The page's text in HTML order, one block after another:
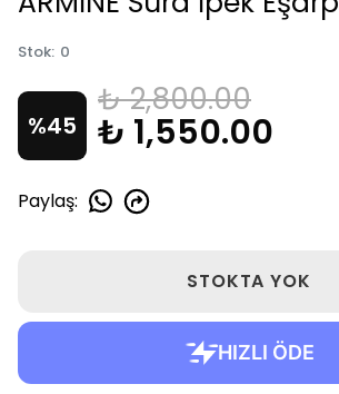
Stok: 0
%45
₺ 2,800.00
₺ 1,550.00
Paylaş:
STOKTA YOK